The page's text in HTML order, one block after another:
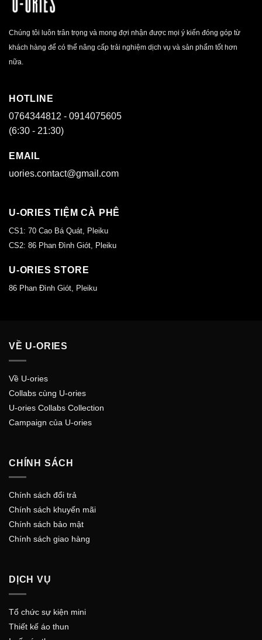
Chúng tôi luôn trân trọng và mong đợi nhận được mọi ý kiến đóng góp từ
khách hàng để có thể nâng cấp trải nghiệm dịch vụ và sản phẩm tốt hơn
nữa.
HOTLINE
0764344812 - 0914075605
(6:30 - 21:30)
EMAIL
uories.contact@gmail.com
U-ORIES TIỆM CÀ PHÊ
CS1: 70 Cao Bá Quát, Pleiku
CS2: 86 Phan Đình Giót, Pleiku
U-ORIES STORE
86 Phan Đình Giót, Pleiku
VỀ U-ORIES
Về U-ories
Collabs cùng U-ories
U-ories Collabs Collection
Campaign của U-ories
CHÍNH SÁCH
Chính sách đổi trả
Chính sách khuyến mãi
Chính sách bảo mật
Chính sách giao hàng
DỊCH VỤ
Tổ chức sự kiện mini
Thiết kế áo thun